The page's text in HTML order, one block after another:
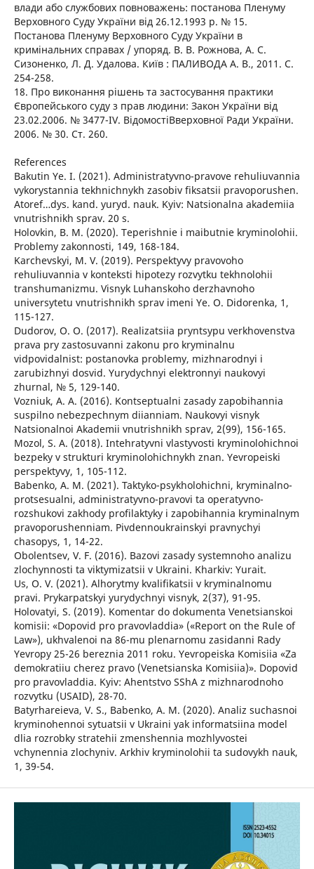
влади або службових повноважень: постанова Пленуму
Верховного Суду України від 26.12.1993 р. № 15.
Постанова Пленуму Верховного Суду України в
кримінальних справах / упоряд. В. В. Рожнова, А. С.
Сизоненко, Л. Д. Удалова. Київ : ПАЛИВОДА А. В., 2011. С.
254-258.
18. Про виконання рішень та застосування практики
Європейського суду з прав людини: Закон України від
23.02.2006. № 3477-IV. ВідомостіВверховної Ради України.
2006. № 30. Ст. 260.
References
Bakutin Ye. I. (2021). Administratyvno-pravove rehuliuvannia
vykorystannia tekhnichnykh zasobiv fiksatsii pravoporushen.
Atoref…dys. kand. yuryd. nauk. Kyiv: Natsionalna akademiia
vnutrishnikh sprav. 20 s.
Holovkin, B. M. (2020). Teperishnie i maibutnie kryminolohii.
Problemy zakonnosti, 149, 168-184.
Karchevskyi, M. V. (2019). Perspektyvy pravovoho
rehuliuvannia v konteksti hipotezy rozvytku tekhnolohii
transhumanizmu. Visnyk Luhanskoho derzhavnoho
universytetu vnutrishnikh sprav imeni Ye. O. Didorenka, 1,
115-127.
Dudorov, O. O. (2017). Realizatsiia pryntsypu verkhovenstva
prava pry zastosuvanni zakonu pro kryminalnu
vidpovidalnist: postanovka problemy, mizhnarodnyi i
zarubizhnyi dosvid. Yurydychnyi elektronnyi naukovyi
zhurnal, № 5, 129-140.
Vozniuk, A. A. (2016). Kontseptualni zasady zapobihannia
suspilno nebezpechnym diianniam. Naukovyi visnyk
Natsionalnoi Akademii vnutrishnikh sprav, 2(99), 156-165.
Mozol, S. A. (2018). Intehratyvni vlastyvosti kryminolohichnoi
bezpeky v strukturi kryminolohichnykh znan. Yevropeiski
perspektyvy, 1, 105-112.
Babenko, A. M. (2021). Taktyko-psykholohichni, kryminalno-
protsesualni, administratyvno-pravovi ta operatyvno-
rozshukovi zakhody profilaktyky i zapobihannia kryminalnym
pravoporushenniam. Pivdennoukrainskyi pravnychyi
chasopys, 1, 14-22.
Obolentsev, V. F. (2016). Bazovi zasady systemnoho analizu
zlochynnosti ta viktymizatsii v Ukraini. Kharkiv: Yurait.
Us, O. V. (2021). Alhorytmy kvalifikatsii v kryminalnomu
pravi. Prykarpatskyi yurydychnyi visnyk, 2(37), 91-95.
Holovatyi, S. (2019). Komentar do dokumenta Venetsianskoi
komisii: «Dopovid pro pravovladdia» («Report on the Rule of
Law»), ukhvalenoi na 86-mu plenarnomu zasidanni Rady
Yevropy 25-26 bereznia 2011 roku. Yevropeiska Komisiia «Za
demokratiiu cherez pravo (Venetsianska Komisiia)». Dopovid
pro pravovladdia. Kyiv: Ahentstvo SShA z mizhnarodnoho
rozvytku (USAID), 28-70.
Batyrhareieva, V. S., Babenko, A. M. (2020). Analiz suchasnoi
kryminohennoi sytuatsii v Ukraini yak informatsiina model
dlia rozrobky stratehii zmenshennia mozhlyvostei
vchynennia zlochyniv. Arkhiv kryminolohii ta sudovykh nauk,
1, 39-54.